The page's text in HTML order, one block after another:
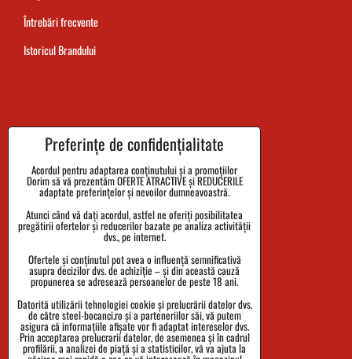
Întrebări frecvente
Istoricul Brandului
Termenul de livrare al comenzii
Reclamații și returnarea bunurilor
Mărimi
Date despre companie
Politica de confidențialitate
Termenii și Condițiile
Urmărirea expedierii
Preferințe de confidențialitate
Acordul pentru adaptarea conținutului și a promoțiilor
Dorim să vă prezentăm OFERTE ATRACTIVE și REDUCERILE
adaptate preferințelor și nevoilor dumneavoastră.
Atunci când vă dați acordul, astfel ne oferiți posibilitatea
pregătirii ofertelor și reducerilor bazate pe analiza activității
dvs., pe internet.
Ofertele și conținutul pot avea o influență semnificativă
asupra decizilor dvs. de achiziție – și din această cauză
propunerea se adresează persoanelor de peste 18 ani.
Datorită utilizării tehnologiei cookie și prelucrării datelor dvs.
de către steel-bocanci.ro și a parteneriilor săi, vă putem
asigura că informațiile afișate vor fi adaptat intereselor dvs.
Prin acceptarea prelucrarii datelor, de asemenea și în cadrul
profilării, a analizei de piață și a statisticilor, vă va ajuta la